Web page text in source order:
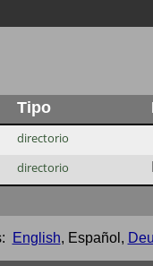
Tipo
directorio
directorio
English, Español ,